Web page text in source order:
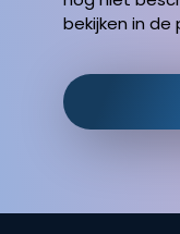
bekijken in de